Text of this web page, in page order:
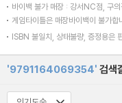
바이백 불가 매장 : 강서NC점, 구의
게임타이틀은 매장바이백이 불가합
ISBN 불일치, 상태불량, 증정용은
'9791164069354' 검색